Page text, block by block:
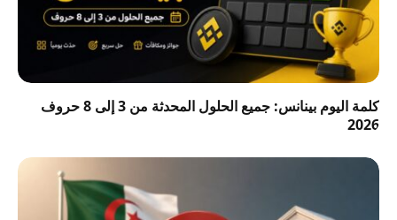
كلمة اليوم بينانس: جميع الحلول المحدثة من 3 إلى 8 حروف
2026